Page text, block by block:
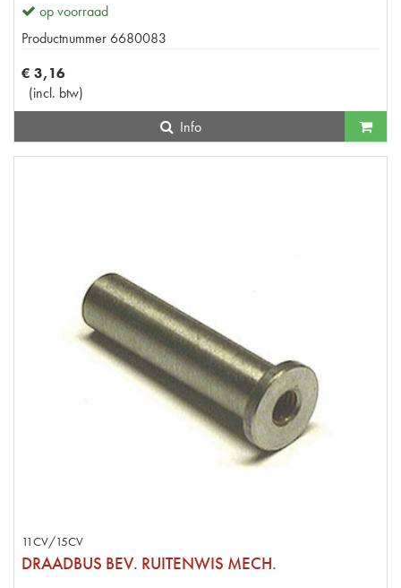
op voorraad
Productnummer 6680083
€ 3,16
(incl. btw)
Info
11CV/15CV
DRAADBUS BEV. RUITENWIS MECH.